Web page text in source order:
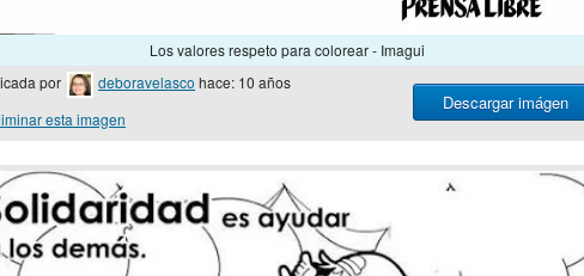
Los valores respeto para colorear - Imagui
Descargar imágen
por deboravelasco hace: 10 años
esta imagen